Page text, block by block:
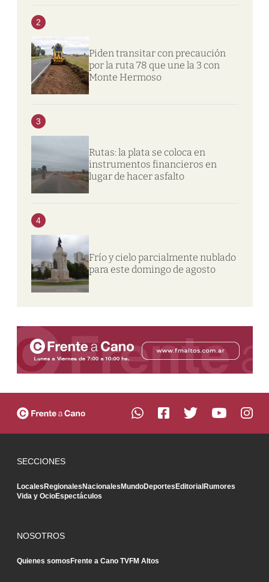
2
Piden transitar con precaución
por la ruta 78 que une la 3 con
Monte Hermoso
3
Rutas: la plata se coloca en
instrumentos financieros en
lugar de hacer asfalto
4
Frío y cielo parcialmente nublado
para este domingo de agosto
SECCIONES
LocalesRegionalesNacionalesMundoDeportesEditorialRumores
Vida y OcioEspectáculos
NOSOTROS
Quienes somosFrente a Cano TVFM Altos